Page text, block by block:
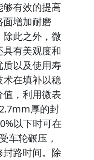
有效的提高
增加耐磨
此之外，微
有美观度和
以及使用寿
在填补以稳
，利用微表
厚的封
以下时可在
车轮碾压，
路时间。除